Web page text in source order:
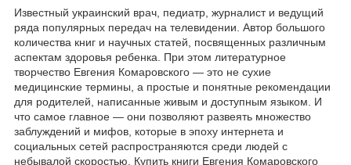
Известный украинский врач, педиатр, журналист и ведущий
ряда популярных передач на телевидении. Автор большого
количества книг и научных статей, посвященных различным
аспектам здоровья ребенка. При этом литературное
творчество Евгения Комаровского — это не сухие
медицинские термины, а простые и понятные рекомендации
для родителей, написанные живым и доступным языком. И
что самое главное — они позволяют развеять множество
заблуждений и мифов, которые в эпоху интернета и
социальных сетей распространяются среди людей с
небывалой скоростью. Купить книги Евгения Комаровского